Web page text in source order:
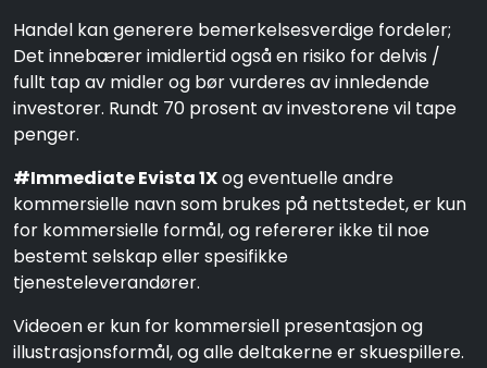
Handel kan generere bemerkelsesverdige fordeler;
Det innebærer imidlertid også en risiko for delvis /
fullt tap av midler og bør vurderes av innledende
investorer. Rundt 70 prosent av investorene vil tape
penger.
#Immediate Evista 1Xog eventuelle andre
kommersielle navn som brukes på nettstedet, er kun
for kommersielle formål, og refererer ikke til noe
bestemt selskap eller spesifikke
tjenesteleverandører.
Videoen er kun for kommersiell presentasjon og
illustrasjonsformål, og alle deltakerne er skuespillere.